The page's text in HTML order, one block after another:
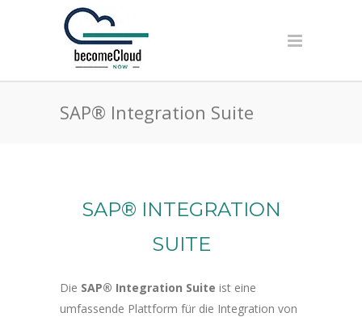
SAP® Integration Suite
SAP® INTEGRATION
SUITE
Die SAP® Integration Suite ist eine
umfassende Plattform für die Integration von